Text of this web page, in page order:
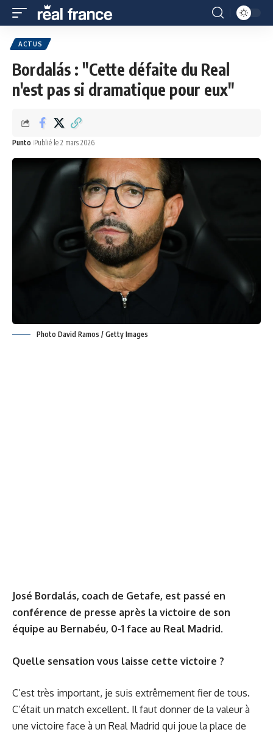
ACTUS
Bordalás : "Cette défaite du Real
n'est pas si dramatique pour eux"
Punto Publié le 2 mars 2026
Photo David Ramos / Getty Images
José Bordalás, coach de Getafe, est passé en
conférence de presse après la victoire de son
équipe au Bernabéu, 0-1 face au Real Madrid.
Quelle sensation vous laisse cette victoire ?
C’est très important, je suis extrêmement fier de tous.
C’était un match excellent. Il faut donner de la valeur à
une victoire face à un Real Madrid qui joue la place de